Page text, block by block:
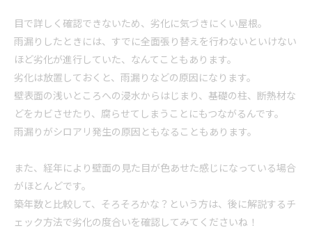
目で詳しく確認できないため、劣化に気づきにくい屋根。
雨漏りしたときには、すでに全面張り替えを行わないといけない
ほど劣化が進行していた、なんてこともあります。
劣化は放置しておくと、雨漏りなどの原因になります。
壁表面の浅いところへの浸水からはじまり、基礎の柱、断熱材な
どをカビさせたり、腐らせてしまうことにもつながるんです。
雨漏りがシロアリ発生の原因ともなることもあります。
また、経年により壁面の見た目が色あせた感じになっている場合
がほとんどです。
築年数と比較して、そろそろかな？という方は、後に解説するチ
ェック方法で劣化の度合いを確認してみてくださいね！